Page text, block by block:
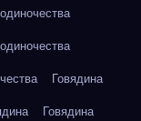
Говядина
Говядина